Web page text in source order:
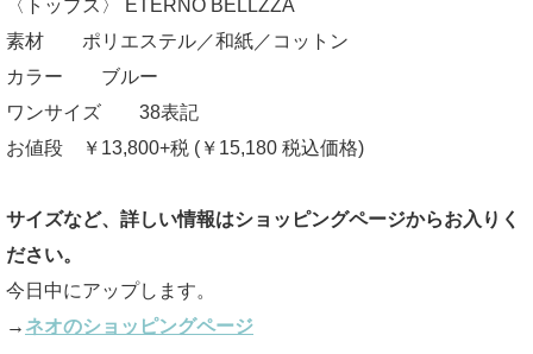
〈トップス〉 ETERNO BELLZZA
素材 ポリエステル／和紙／コットン
カラー ブルー
ワンサイズ 38表記
お値段 ￥13,800+税 (￥15,180 税込価格)
サイズなど、詳しい情報はショッピングページからお入りく
ださい。
今日中にアップします。
→ ネオのショッピングページ